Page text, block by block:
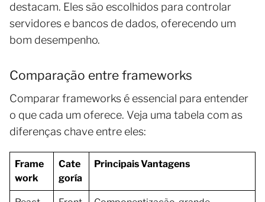
destacam. Eles são escolhidos para controlar
servidores e bancos de dados, oferecendo um
bom desempenho.
Comparação entre frameworks
Comparar frameworks é essencial para entender
o que cada um oferece. Veja uma tabela com as
diferenças chave entre eles:
Frame
work
Cate
goría
Principais Vantagens